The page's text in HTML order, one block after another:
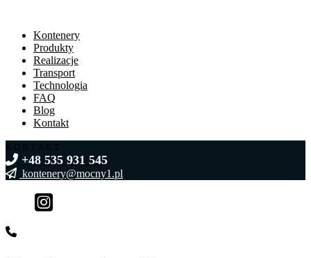
Kontenery
Produkty
Realizacje
Transport
Technologia
FAQ
Blog
Kontakt
KONTAKT
+48 535 931 545
kontenery@mocny1.pl